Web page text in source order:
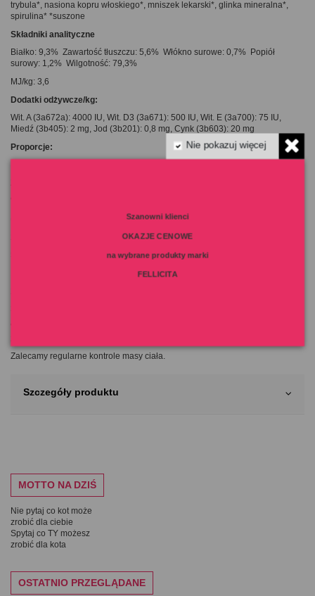
trybula*, nasiona kopru włoskiego*, mniszek lekarski*, glinka mineralna*,
spirulina* *suszone
Składniki analityczne
Białko: 9,3% Zawartość tłuszczu: 5,6% Włókno surowe: 0,7% Popiół
surowy: 1,2% Wilgotność: 79,3%
MJ/kg: 3,6
Dodatki odżywcze/kg:
Wit. A (3a672a): 4000 IU, Wit. D3 (3a671): 500 IU, Wit. E (3a700): 75 IU,
Miedź (3b405): 2 mg, Jod (3b201): 0,8 mg, Cynk (3b603): 20 mg
Proporcje:
(Dorosły pies o normalnej wadze)
Zalecamy regularne kontrole masy ciała.
Szczegóły produktu
MOTTO NA DZIŚ
Nie pytaj co kot może
zrobić dla ciebie
Spytaj co TY możesz
zrobić dla kota
OSTATNIO PRZEGLĄDANE
Nie pokazuj więcej
Szanowni klienci
OKAZJE CENOWE
na wybrane produkty marki
FELLICITA